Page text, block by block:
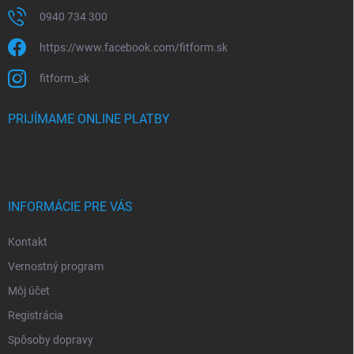
0940 734 300
https://www.facebook.com/fitform.sk
fitform_sk
PRIJÍMAME ONLINE PLATBY
INFORMÁCIE PRE VÁS
Kontakt
Vernostný program
Môj účet
Registrácia
Spôsoby dopravy